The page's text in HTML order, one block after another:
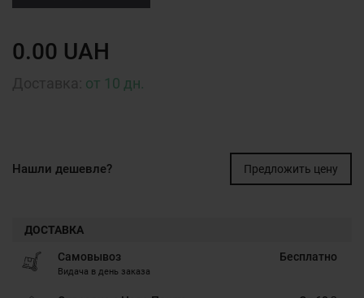
0.00 UAH
от 10 дн.
Нашли дешевле? Предложить цену
ДОСТАВКА
Самовывоз
Видача в день заказа
Бесплатно